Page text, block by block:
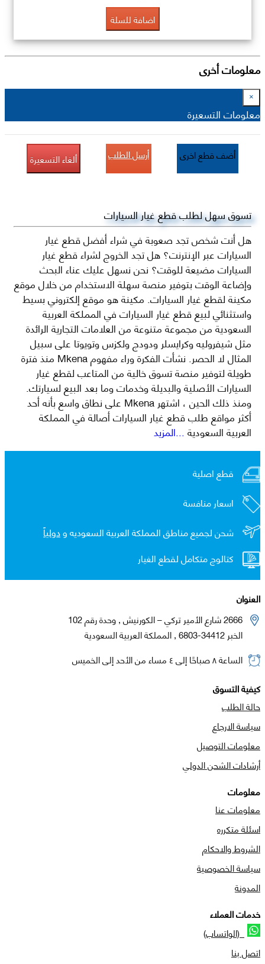
اضافة للسلة
معلومات أخرى
×
معلومات التسعيرة
أضف قطع اخرى أرسل الطلب ألغاء التسعيرة
تسوق سهل لطلب قطع غيار السيارات
هل أنت شخص تجد صعوبة في شراء أفضل قطع غيار
السيارات عبر الإنترنت؟ هل تجد الخروج لشراء قطع غيار
السيارات مضيعة للوقت؟ نحن نسهل عليك عناء البحث
وإضاعة الوقت بتوفير منصة سهلة الاستخدام من خلال موقع
مكينة لقطع غيار السيارات. مكينة هو موقع إلكتروني بسيط
واستثنائي لبيع قطع غيار السيارات في المملكة العربية
السعودية من مجموعة متنوعة من العلامات التجارية الرائدة
مثل شيفروليه وكرايسلر ودودج ولكزس وتويوتا على سبيل
المثال لا الحصر. نشأت الفكرة وراء مفهوم Mkena منذ فترة
طويلة لتوفير منصة تسوق خالية من المتاعب لقطع غيار
السيارات الأصلية والبديلة وخدمات وما بعد البيع لسيارتك.
ومنذ ذلك الحين ، اشتهر Mkena على نطاق واسع بأنه أحد
أكثر مواقع طلب قطع غيار السيارات أصالة في المملكة
العربية السعودية...المزيد
قطع اصلية
اسعار منافسة
شحن لجميع مناطق المملكة العربية السعوديه ودولياً
كتالوج متكامل لقطع الغيار
العنوان
2666 شارع الأمير تركي – الكورنيش , وحدة رقم 102
الخبر 34412-6803 , المملكة العربية السعودية
الساعة ٨ صباحًا إلى ٤ مساء من الأحد إلى الخميس
كيفية التسوق
حالة الطلب
سياسة الارجاع
معلومات التوصيل
أرشادات الشحن الدولي
معلومات
معلومات عنا
اسئلة متكرره
الشروط والاحكام
سياسة الخصوصية
المدونة
خدمات العملاء
(الواتساب)
اتصل بنا